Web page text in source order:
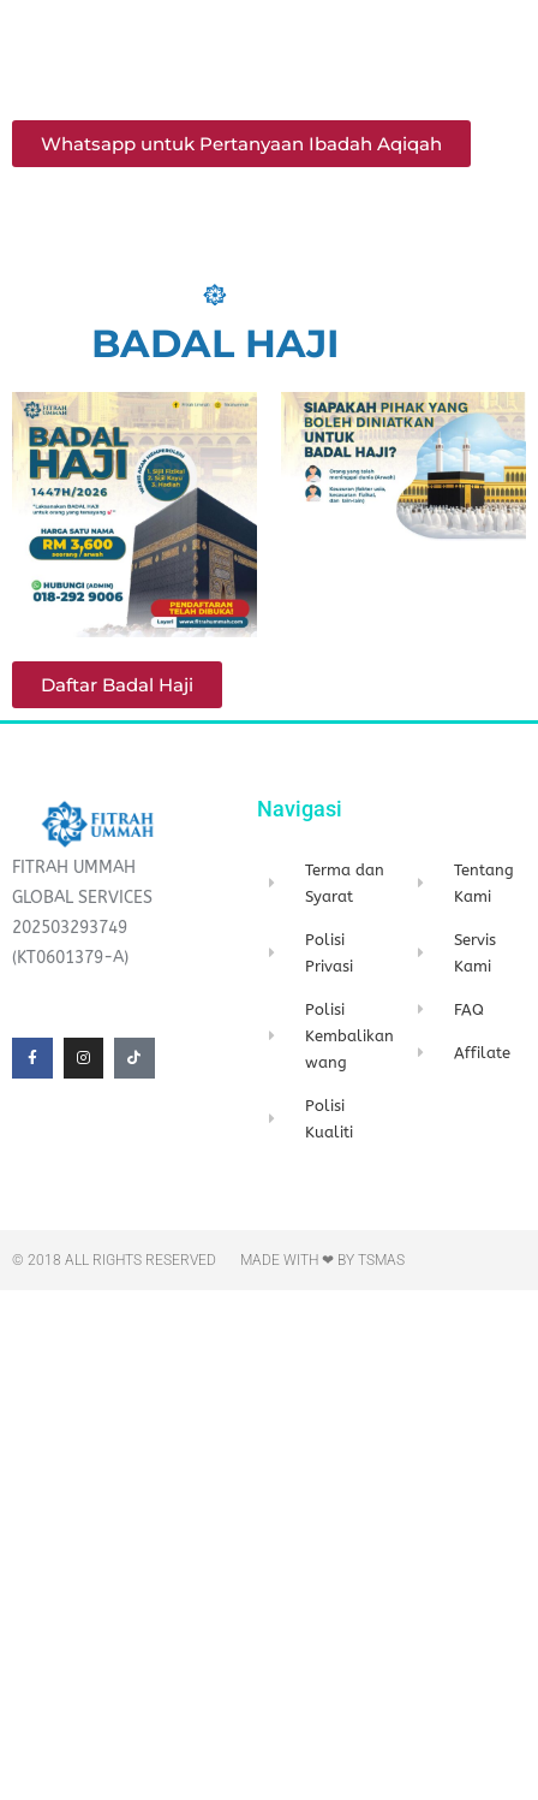
Whatsapp untuk Pertanyaan Ibadah Aqiqah
BADAL HAJI
Daftar Badal Haji
FITRAH UMMAH
GLOBAL SERVICES
202503293749
(KT0601379-A)
c
e
b
o
s
t
a
g
k
t
o
k
Navigasi
Terma dan
Syarat
Polisi
Privasi
Polisi
Kembalikan
wang
Polisi
Kualiti
Tentang
Kami
Servis
Kami
FAQ
Affilate
© 2018 ALL RIGHTS RESERVED​ MADE WITH ❤ BY TSMAS